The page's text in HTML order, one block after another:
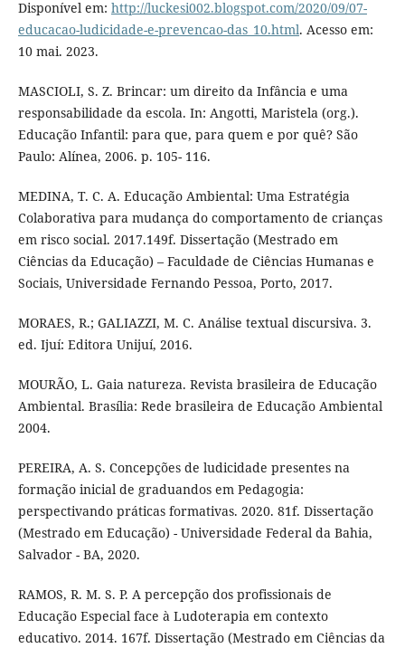
Disponível em: http://luckesi002.blogspot.com/2020/09/07-
educacao-ludicidade-e-prevencao-das_10.html. Acesso em:
10 mai. 2023.
MASCIOLI, S. Z. Brincar: um direito da Infância e uma
responsabilidade da escola. In: Angotti, Maristela (org.).
Educação Infantil: para que, para quem e por quê? São
Paulo: Alínea, 2006. p. 105- 116.
MEDINA, T. C. A. Educação Ambiental: Uma Estratégia
Colaborativa para mudança do comportamento de crianças
em risco social. 2017.149f. Dissertação (Mestrado em
Ciências da Educação) – Faculdade de Ciências Humanas e
Sociais, Universidade Fernando Pessoa, Porto, 2017.
MORAES, R.; GALIAZZI, M. C. Análise textual discursiva. 3.
ed. Ijuí: Editora Unijuí, 2016.
MOURÃO, L. Gaia natureza. Revista brasileira de Educação
Ambiental. Brasília: Rede brasileira de Educação Ambiental
2004.
PEREIRA, A. S. Concepções de ludicidade presentes na
formação inicial de graduandos em Pedagogia:
perspectivando práticas formativas. 2020. 81f. Dissertação
(Mestrado em Educação) - Universidade Federal da Bahia,
Salvador - BA, 2020.
RAMOS, R. M. S. P. A percepção dos profissionais de
Educação Especial face à Ludoterapia em contexto
educativo. 2014. 167f. Dissertação (Mestrado em Ciências da